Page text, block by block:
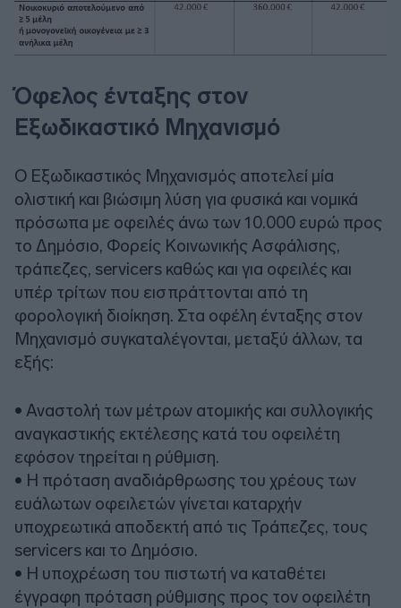
Όφελος ένταξης στον
Εξωδικαστικό Μηχανισμό
Ο Εξωδικαστικός Μηχανισμός αποτελεί μία
ολιστική και βιώσιμη λύση για φυσικά και νομικά
πρόσωπα με οφειλές άνω των 10.000 ευρώ προς
το Δημόσιο, Φορείς Κοινωνικής Ασφάλισης,
τράπεζες, servicers καθώς και για οφειλές και
υπέρ τρίτων που εισπράττονται από τη
φορολογική διοίκηση. Στα οφέλη ένταξης στον
Μηχανισμό συγκαταλέγονται, μεταξύ άλλων, τα
εξής:
• Αναστολή των μέτρων ατομικής και συλλογικής
αναγκαστικής εκτέλεσης κατά του οφειλέτη
εφόσον τηρείται η ρύθμιση.
• Η πρόταση αναδιάρθρωσης του χρέους των
ευάλωτων οφειλετών γίνεται καταρχήν
υποχρεωτικά αποδεκτή από τις Τράπεζες, τους
servicers και το Δημόσιο.
• Η υποχρέωση του πιστωτή να καταθέτει
έγγραφη πρόταση ρύθμισης προς τον οφειλέτη